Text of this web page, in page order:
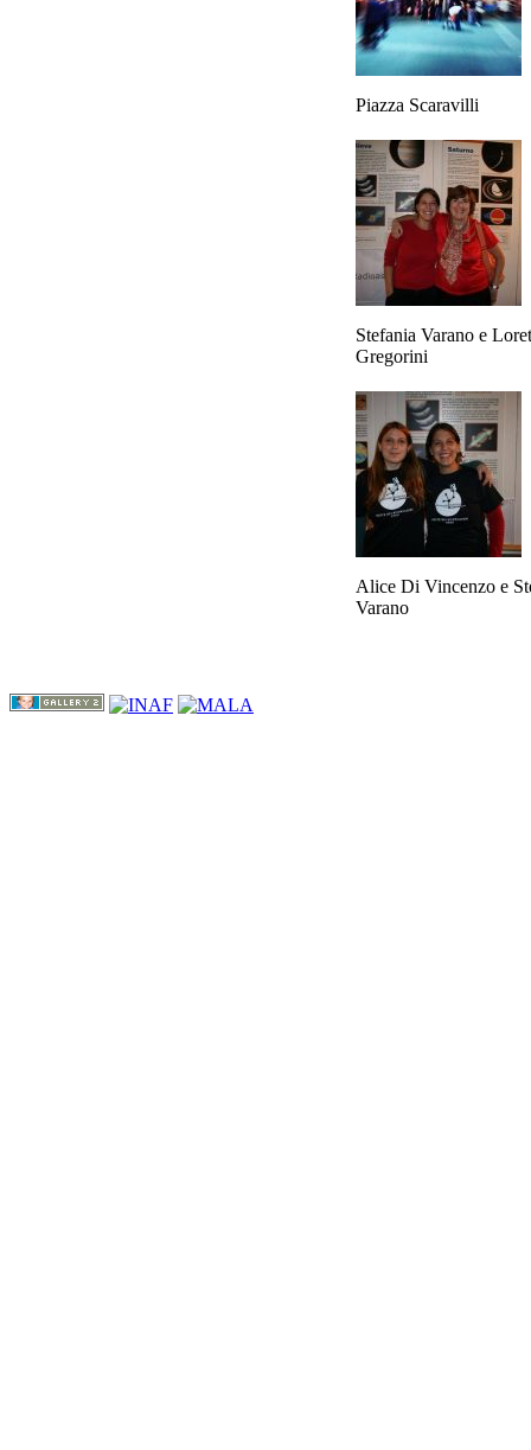
Piazza Scaravilli
Stefania Varano e
Gregorini
Alice Di Vincenzo e
Varano